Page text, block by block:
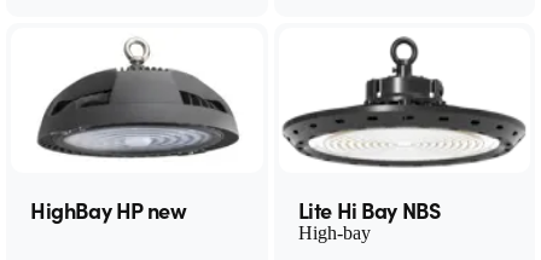
HighBay HP new Lite Hi Bay NBS
High-bay